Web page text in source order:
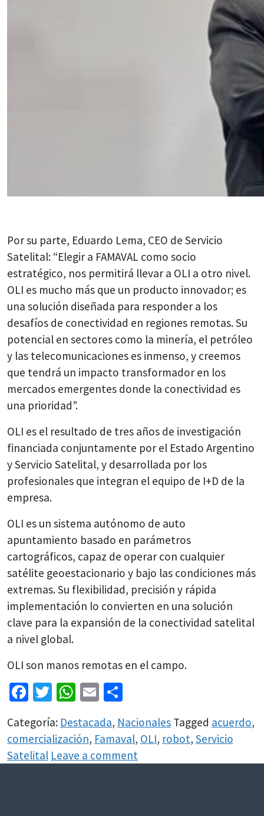
Por su parte, Eduardo Lema, CEO de Servicio
Satelital: “Elegir a FAMAVAL como socio
estratégico, nos permitirá llevar a OLI a otro nivel.
OLI es mucho más que un producto innovador; es
una solución diseñada para responder a los
desafíos de conectividad en regiones remotas. Su
potencial en sectores como la minería, el petróleo
y las telecomunicaciones es inmenso, y creemos
que tendrá un impacto transformador en los
mercados emergentes donde la conectividad es
una prioridad”.
OLI es el resultado de tres años de investigación
financiada conjuntamente por el Estado Argentino
y Servicio Satelital, y desarrollada por los
profesionales que integran el equipo de I+D de la
empresa.
OLI es un sistema autónomo de auto
apuntamiento basado en parámetros
cartográficos, capaz de operar con cualquier
satélite geoestacionario y bajo las condiciones más
extremas. Su flexibilidad, precisión y rápida
implementación lo convierten en una solución
clave para la expansión de la conectividad satelital
a nivel global.
OLI son manos remotas en el campo.
Facebook
Twitter
WhatsApp
Email
Categoría: Destacada, Nacionales Tagged acuerdo,
comercialización, Famaval, OLI, robot, Servicio
Satelital Leave a comment